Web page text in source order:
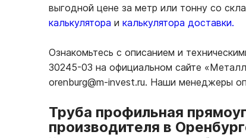
выгодной цене за метр или тонну со
калькулятора и калькулятора доставки.
Ознакомьтесь с описанием и
30245-03 на официальном сайте
orenburg@m-invest.ru. Наши менеджеры
Труба профильная
производителя в